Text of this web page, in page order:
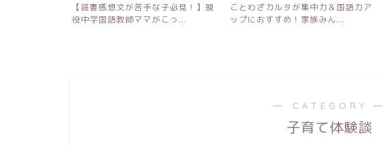
【読書感想文が苦手な子必見！】現
役中学国語教師ママがこっ...
ことわざカルタが集中力＆国語力ア
ップにおすすめ！家族みん...
― CATEGORY ―
子育て体験談